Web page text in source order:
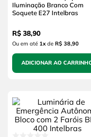
Iluminação Branco Com
Soquete E27 Intelbras
R$ 38,90
Ou em até 1xde R$ 38,90
ADICIONAR AO